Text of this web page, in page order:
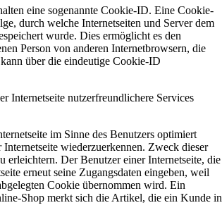
eine sogenannte Cookie-ID. Eine Cookie-
durch welche Internetseiten und Server dem
wurde. Dies ermöglicht es den
Person von anderen Internetbrowsern, die
über die eindeutige Cookie-ID
Internetseite nutzerfreundlichere Services
im Sinne des Benutzers optimiert
wiederzuerkennen. Zweck dieser
erleichtern. Der Benutzer einer Internetseite, die
erneut seine Zugangsdaten eingeben, weil
Cookie übernommen wird. Ein
Shop merkt sich die Artikel, die ein Kunde in